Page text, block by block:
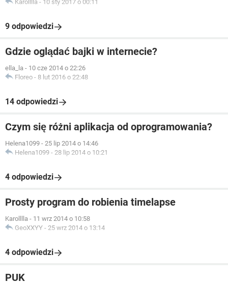
Karolllla - 10 sty 2017 o 00:11
9 odpowiedzi
Gdzie oglądać bajki w internecie?
ella_la - 10 cze 2014 o 22:26
Floreo - 8 lut 2016 o 22:48
14 odpowiedzi
Czym się różni aplikacja od oprogramowania?
Helena1099 - 25 lip 2014 o 14:46
Helena1099 - 28 lip 2014 o 10:21
4 odpowiedzi
Prosty program do robienia timelapse
Karolllla - 11 wrz 2014 o 10:58
GeoXXYY - 25 wrz 2014 o 13:14
4 odpowiedzi
PUK